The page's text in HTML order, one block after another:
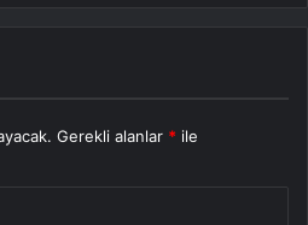
Gerekli alanlar * ile